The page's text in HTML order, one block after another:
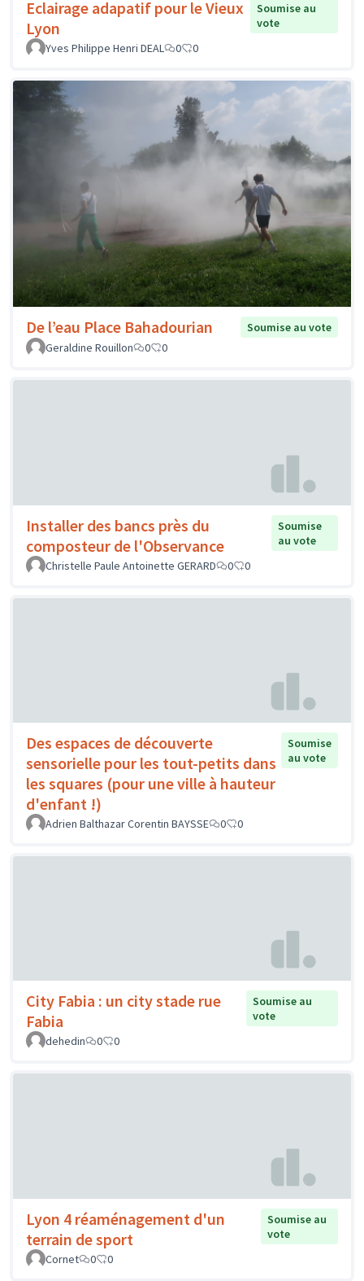
Eclairage adapatif pour le Vieux
Lyon
Soumise au
vote
Yves Philippe Henri DEAL
0 0
De l’eau Place Bahadourian
Soumise au vote
Geraldine Rouillon
0 0
Installer des bancs près du
composteur de l'Observance
Soumise
au vote
Christelle Paule Antoinette GERARD
0 0
Des espaces de découverte
sensorielle pour les tout-petits dans
les squares (pour une ville à hauteur
d'enfant !)
Soumise
au vote
Adrien Balthazar Corentin BAYSSE 0 0
City Fabia : un city stade rue
Fabia
Soumise au
vote
dehedin
0 0
Lyon 4 réaménagement d'un
terrain de sport
Soumise au
vote
Cornet
0 0